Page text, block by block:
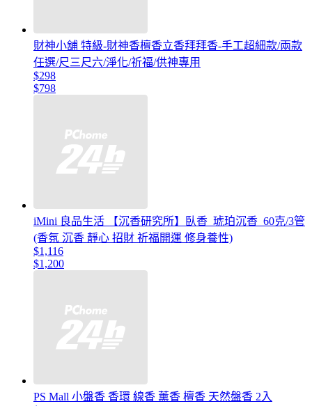
財神小舖 特級-財神香檀香立香拜拜香-手工超細款/兩款
任選/尺三尺六/淨化/祈福/供神專用
$298
$798
iMini 良品生活 【沉香研究所】臥香_琥珀沉香_60克/3管
(香氛 沉香 靜心 招財 祈福開運 修身養性)
$1,116
$1,200
PS Mall 小盤香 香環 線香 薰香 檀香 天然盤香 2入